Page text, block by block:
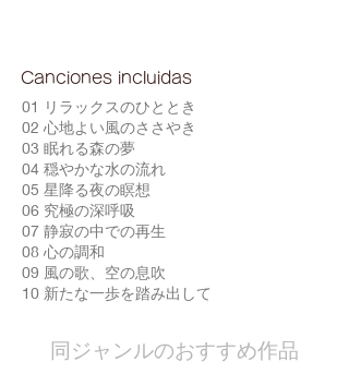
Canciones incluidas
01 リラックスのひととき
02 心地よい風のささやき
03 眠れる森の夢
04 穏やかな水の流れ
05 星降る夜の瞑想
06 究極の深呼吸
07 静寂の中での再生
08 心の調和
09 風の歌、空の息吹
10 新たな一歩を踏み出して
​同ジャンルのおすすめ作品